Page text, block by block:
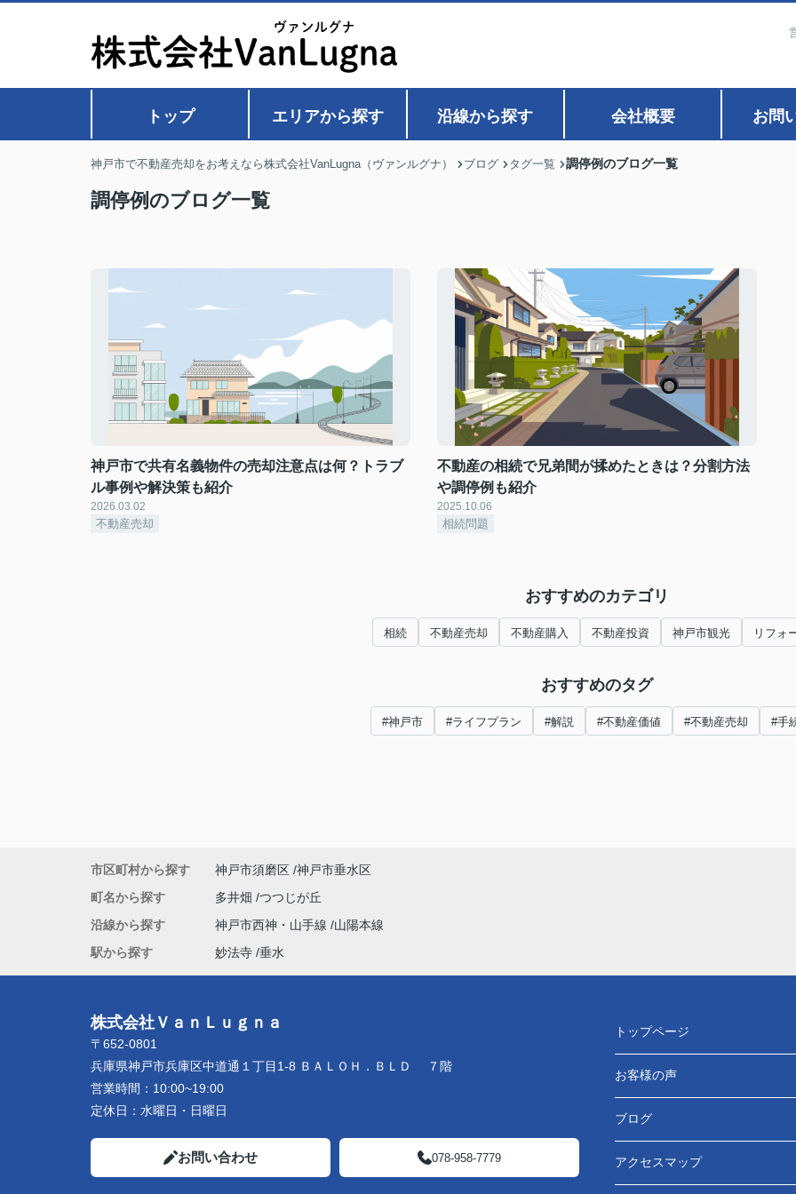
トップ エリアから探す 沿線から探す 会社概要 お問
神戸市で不動産売却をお考えなら株式会社VanLugna（ヴァンルグナ） ブログ タグ一覧 調停例のブログ一覧
調停例のブログ一覧
神戸市で共有名義物件の売却注意点は何？トラブ
ル事例や解決策も紹介
2026.03.02
不動産売却
不動産の相続で兄弟間が揉めたときは？分割方法
や調停例も紹介
2025.10.06
相続問題
おすすめのカテゴリ
相続 不動産売却 不動産購入 不動産投資 神戸市観光 リフォ
おすすめのタグ
#神戸市 #ライフプラン #解説 #不動産価値 #不動産売却 #手
市区町村から探す 神戸市須磨区 神戸市垂水区
町名から探す
多井畑 つつじが丘
沿線から探す
神戸市西神・山手線
山陽本線
駅から探す
妙法寺 垂水
株式会社ＶａｎＬｕｇｎａ
〒652-0801
兵庫県神戸市兵庫区中道通１丁目1-8 ＢＡＬＯＨ．ＢＬＤ ７階
営業時間： 10:00~19:00
定休日： 水曜日・日曜日
お問い合わせ 078-958-7779
トップページ
お客様の声
ブログ
アクセスマップ